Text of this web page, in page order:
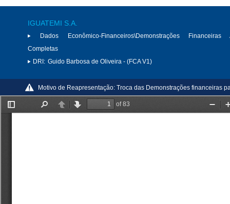
IGUATEMI S.A.
Dados Econômico-Financeiros\Demonstrações Financeiras
Completas
DRI: Guido Barbosa de Oliveira - (FCA V1)
Motivo de Reapresentação: Troca das Demonstrações financeiras